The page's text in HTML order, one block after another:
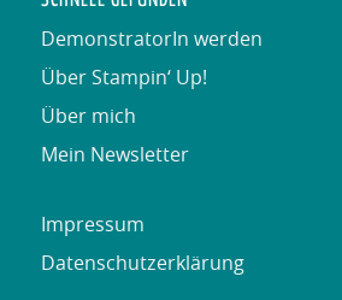
DemonstratorIn werden
Über Stampin‘ Up!
Über mich
Mein Newsletter
Impressum
Datenschutzerklärung